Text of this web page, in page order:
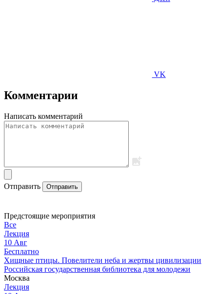
VK
Комментарии
Написать комментарий
Отправить Отправить
Предстоящие мероприятия
Все
Лекция
10 Авг
Бесплатно
Хищные птицы. Повелители неба и жертвы цивилизации
Российская государственная библиотека для молодежи
Москва
Лекция